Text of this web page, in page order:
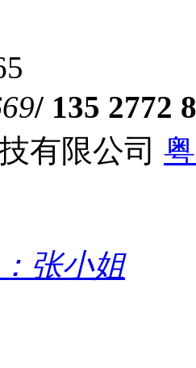
/ 135 2772
有限公司
张小姐